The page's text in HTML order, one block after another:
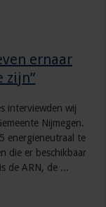
ernaar
zijn”
interviewden wij
Nijmegen.
energieneutraal te
die er beschikbaar
de ARN, de ...